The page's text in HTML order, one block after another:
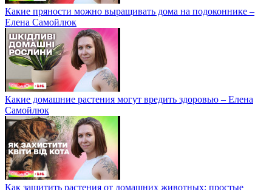
Какие пряности можно выращивать дома на подоконнике –
Елена Самойлюк
Какие домашние растения могут вредить здоровью – Елена
Самойлюк
Как защитить растения от домашних животных: простые